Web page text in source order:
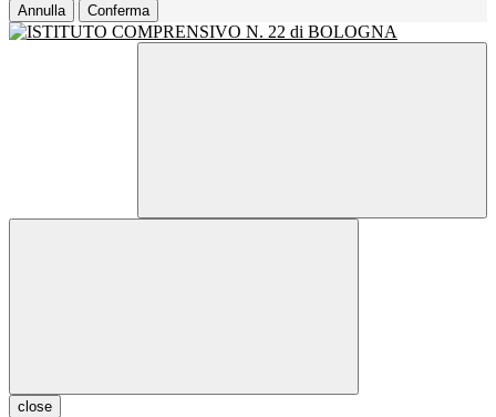
Annulla Conferma
close